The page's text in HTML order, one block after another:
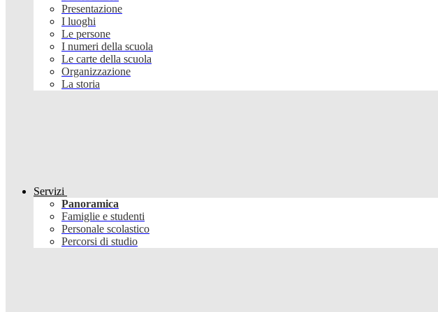
Presentazione
I luoghi
Le persone
I numeri della scuola
Le carte della scuola
Organizzazione
La storia
Servizi
Panoramica
Famiglie e studenti
Personale scolastico
Percorsi di studio